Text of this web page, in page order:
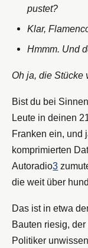
pustet?
Klar,
Hmmm. Und
Oh ja, die Stücke
Bist du bei
Leute in deinen
Franken ein, und
komprimierten
Autoradio3
die weit über
Das ist in etwa
Bauten riesig,
Politiker